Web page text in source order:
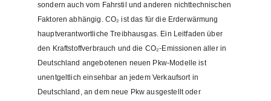
sondern auch vom Fahrstil und anderen nichttechnischen
Faktoren abhängig. CO₂ ist das für die Erderwärmung
hauptverantwortliche Treibhausgas. Ein Leitfaden über
den Kraftstoffverbrauch und die CO₂-Emissionen aller in
Deutschland angebotenen neuen Pkw-Modelle ist
unentgeltlich einsehbar an jedem Verkaufsort in
Deutschland, an dem neue Pkw ausgestellt oder